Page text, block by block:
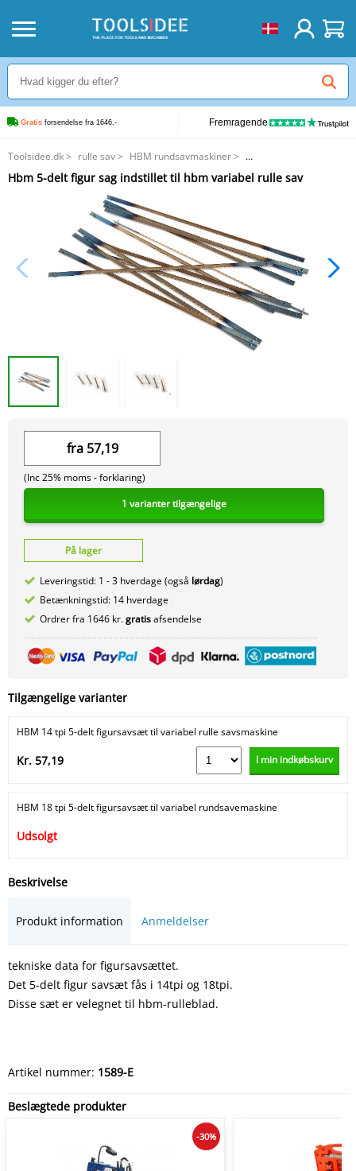
Gratis forsendelse fra 1646,- Fremragende
Toolsidee.dk> rulle sav> HBM rundsavmaskiner>
Hbm 5-delt figur sag indstillet til hbm variabel rulle sav
Hbm 5-delt figur sag indstillet til hbm variabel rulle sav
fra57,19
(Inc 25% moms -forklaring)
1 varianter tilgængelige
På lager
Leveringstid: 1 - 3 hverdage (også lørdag)
Betænkningstid: 14 hverdage
Ordrer fra 1646 kr.gratisafsendelse
Tilgængelige varianter
HBM 14 tpi 5-delt figursavsæt til variabel rulle savsmaskine
Kr. 57,19 I min indkøbskurv
HBM 18 tpi 5-delt figursavsæt til variabel rundsavemaskine
Udsolgt
Beskrivelse
Produkt information Anmeldelser
tekniske data for figursavsættet.
Det 5-delt figur savsæt fås i 14tpi og 18tpi.
Disse sæt er velegnet til hbm-rulleblad.
Artikel nummer: 1589-E
Beslægtede produkter
-30%